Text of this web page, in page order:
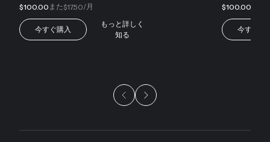
$100.00 また$17.50/月
今すぐ購入
もっと詳しく
知る
$100.00
今すぐ購